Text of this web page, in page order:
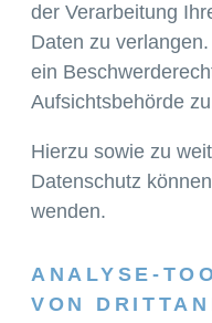
der Verarbeitung
Daten zu
ein
Aufsichtsbehörde
Hierzu sowie zu
Datenschutz
wenden.
ANALYSE-
VON